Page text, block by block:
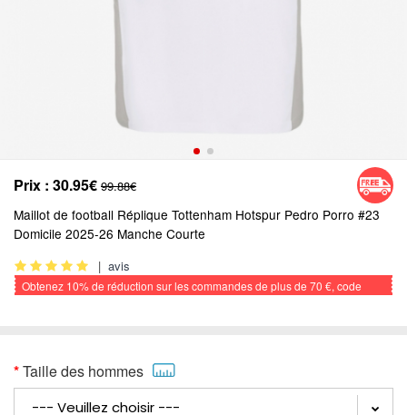
Prix : 30.95€ 99.88€
Maillot de football Réplique Tottenham Hotspur Pedro Porro #23
Domicile 2025-26 Manche Courte
| avis
Obtenez 10%de réduction sur les commandes de plus de 70 €, code
Taille des hommes